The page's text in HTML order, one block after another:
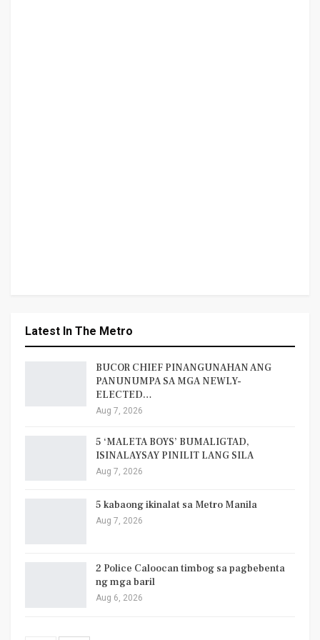
Latest In The Metro
BUCOR CHIEF PINANGUNAHAN ANG
PANUNUMPA SA MGA NEWLY-
ELECTED…
Aug 7, 2026
5 ‘MALETA BOYS’ BUMALIGTAD,
ISINALAYSAY PINILIT LANG SILA
Aug 7, 2026
5 kabaong ikinalat sa Metro Manila
Aug 7, 2026
2 Police Caloocan timbog sa pagbebenta
ng mga baril
Aug 6, 2026